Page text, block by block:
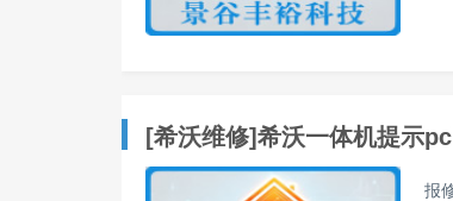
[希沃维修]希沃一体机提示
报